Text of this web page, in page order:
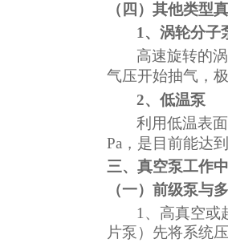
（四） 其他类型
1、 涡轮分子
高速旋转的
气压开始抽气，
2、 低温泵
利用低温表
Pa，是目前能达
三、真空泵工作
（一） 前级泵与
1、 高真空或
片泵）先将系统